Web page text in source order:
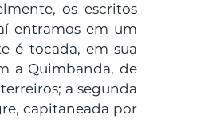
os escritos
entramos em um
é tocada, em sua
a Quimbanda, de
a segunda
capitaneada por